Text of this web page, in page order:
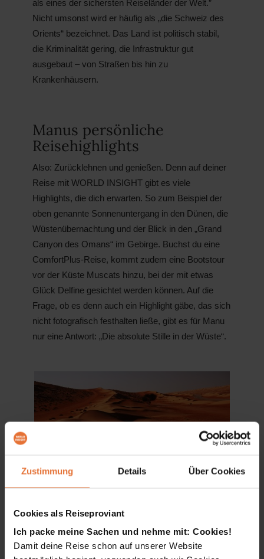
Zustimmung Details Über Cookies
Cookies als Reiseproviant
Ich packe meine Sachen und nehme mit: Cookies!
Damit deine Reise schon auf unserer Website
als eines der sichersten Reiseländer der Welt.”
Nicht umsonst wird er häufig als „die Schweiz des
Orients“ bezeichnet. Das Land ist politisch stabil,
die Kriminalität gering, die Infrastruktur gut
ausgebaut – von Straßen bis hin zu
Krankenhäusern.
Manus persönliche
Reisehighlights
Also: Zurücklehnen und genießen. Denn auf deiner
Reise mit WORLD INSIGHT gibt es viele
Highlights, die dich erwarten. So zum Beispiel der
oben genannte Sonnenuntergang in den Dünen, die
Wüstenübernachtung und der Blick in den „Grand
Canyon des Omans“ im Gebirge. Buchst du eine
ComfortPlus-Reise, kommt zudem eine Bootstour
vor der Küste Muscats hinzu, bei der mit etwas
Glück Delfine gesichtet werden können. Auf die
Frage, ob es denn auch ein Highlight gäbe, das sich
nicht fotografisch festhalten ließe, gibt es für Manu
nur eine Antwort: „Die absolute Stille in der Wüste“.
Bei einer Wüstenübernachtung erlebst du die stille Weite